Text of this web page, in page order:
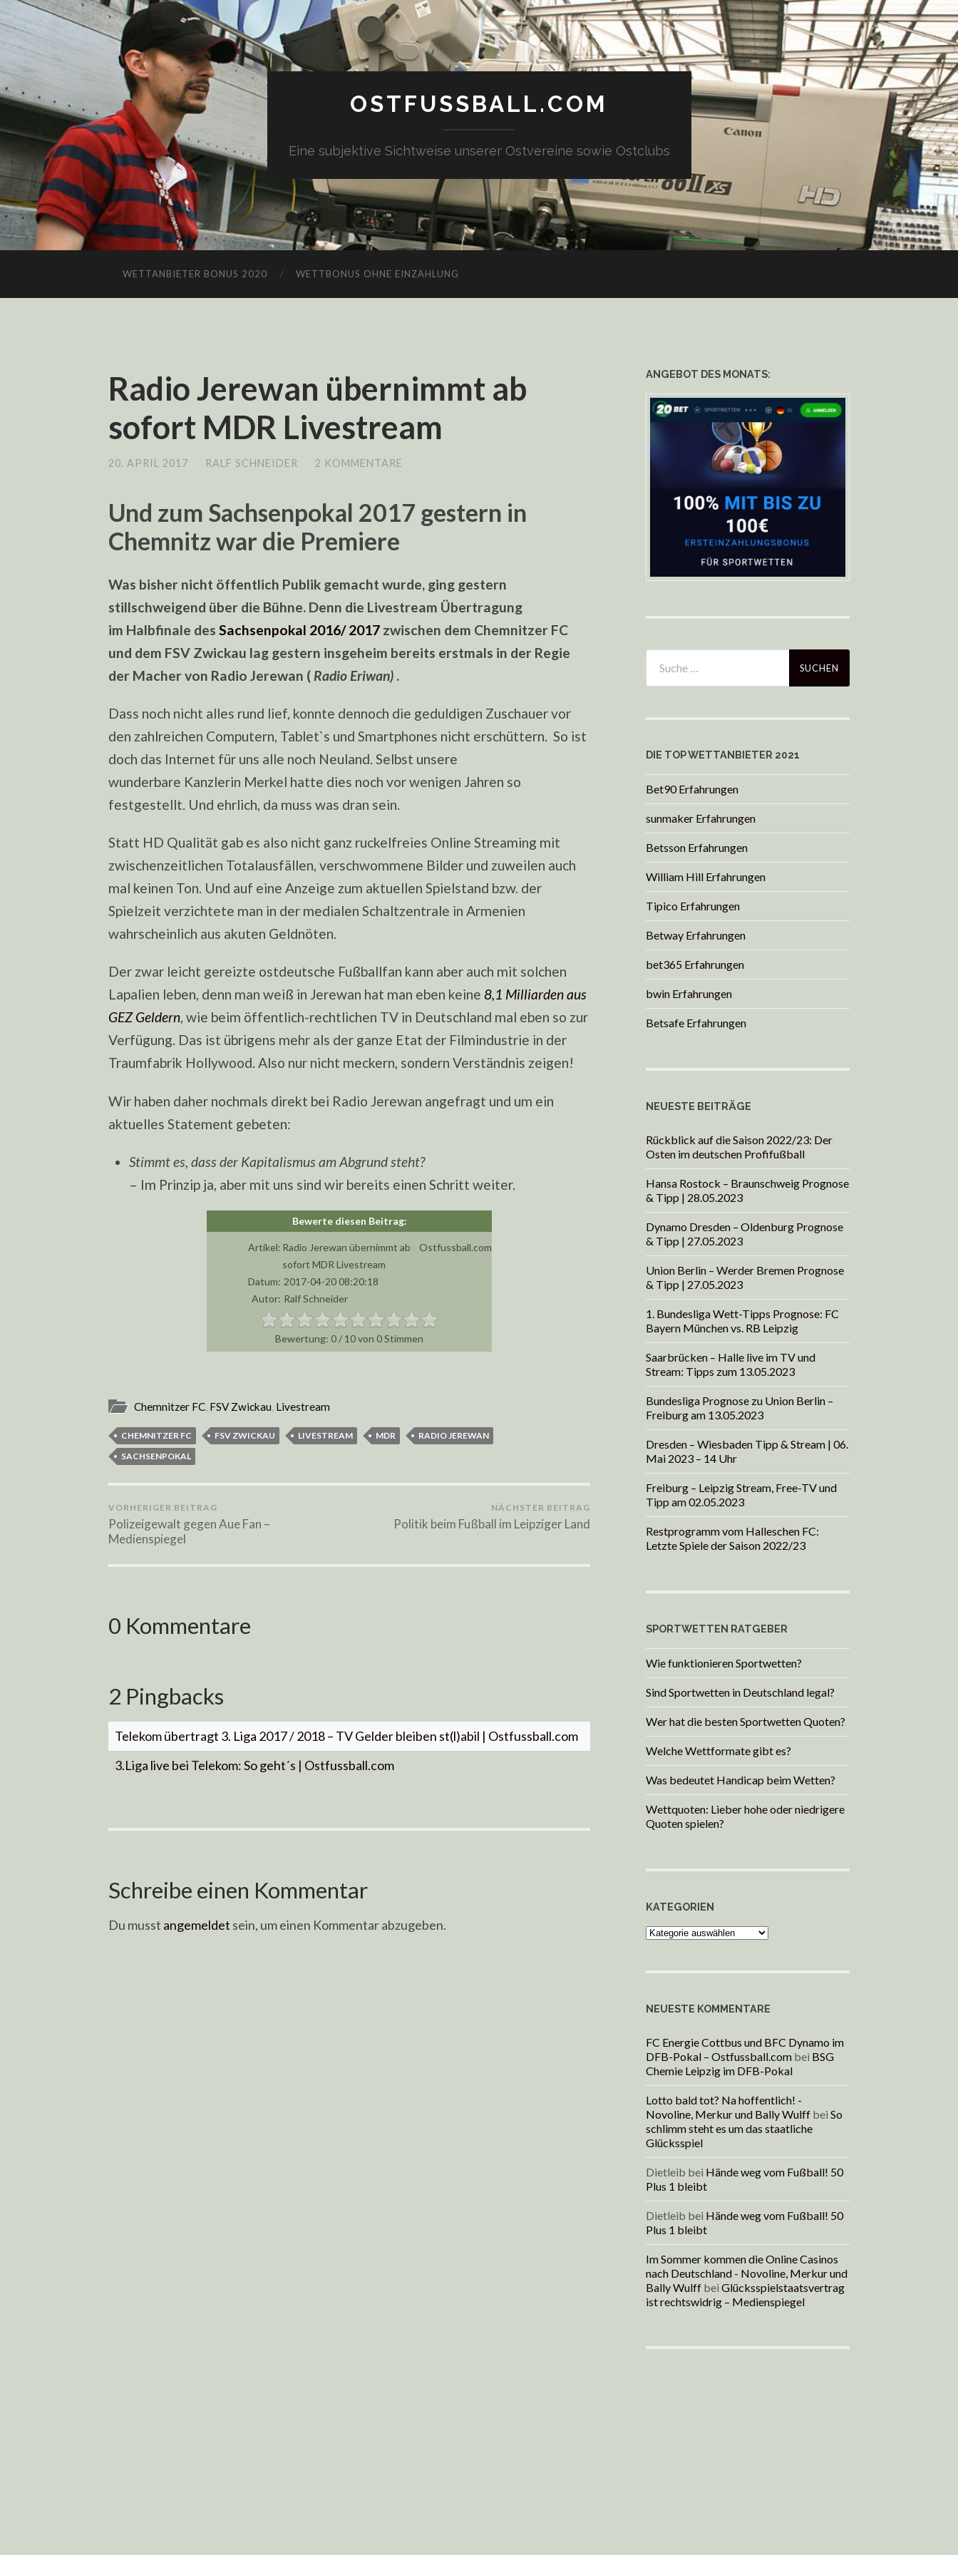
OSTFUSSBALL.COM
Eine subjektive Sichtweise unserer Ostvereine sowie Ostclubs
WETTANBIETER BONUS 2020 WETTBONUS OHNE EINZAHLUNG
Radio Jerewan übernimmt ab
sofort MDR Livestream
20. APRIL 2017 RALF SCHNEIDER 2 KOMMENTARE
Und zum Sachsenpokal 2017 gestern in
Chemnitz war die Premiere
Was bisher nicht öffentlich Publik gemacht wurde, ging gestern
stillschweigend über die Bühne. Denn die Livestream Übertragung
im Halbfinale des Sachsenpokal 2016/ 2017 zwischen dem Chemnitzer FC
und dem FSV Zwickau lag gestern insgeheim bereits erstmals in der Regie
der Macher von Radio Jerewan ( Radio Eriwan) .
Dass noch nicht alles rund lief, konnte dennoch die geduldigen Zuschauer vor
den zahlreichen Computern, Tablet`s und Smartphones nicht erschüttern. So ist
doch das Internet für uns alle noch Neuland. Selbst unsere
wunderbare Kanzlerin Merkel hatte dies noch vor wenigen Jahren so
festgestellt. Und ehrlich, da muss was dran sein.
Statt HD Qualität gab es also nicht ganz ruckelfreies Online Streaming mit
zwischenzeitlichen Totalausfällen, verschwommene Bilder und zuweilen auch
mal keinen Ton. Und auf eine Anzeige zum aktuellen Spielstand bzw. der
Spielzeit verzichtete man in der medialen Schaltzentrale in Armenien
wahrscheinlich aus akuten Geldnöten.
Der zwar leicht gereizte ostdeutsche Fußballfan kann aber auch mit solchen
Lapalien leben, denn man weiß in Jerewan hat man eben keine 8,1 Milliarden aus
GEZ Geldern, wie beim öffentlich-rechtlichen TV in Deutschland mal eben so zur
Verfügung. Das ist übrigens mehr als der ganze Etat der Filmindustrie in der
Traumfabrik Hollywood. Also nur nicht meckern, sondern Verständnis zeigen!
Wir haben daher nochmals direkt bei Radio Jerewan angefragt und um ein
aktuelles Statement gebeten:
Stimmt es, dass der Kapitalismus am Abgrund steht?
– Im Prinzip ja, aber mit uns sind wir bereits einen Schritt weiter.
Artikel: Radio Jerewan übernimmt ab
sofort MDR Livestream
Ostfussball.com
Datum: 2017-04-20 08:20:18
Autor: Ralf Schneider
0/ 10von 0Stimmen
Chemnitzer FC FSV Zwickau Livestream
CHEMNITZER FC FSV ZWICKAU LIVESTREAM MDR
RADIO JEREWAN
SACHSENPOKAL
VORHERIGER BEITRAG
Polizeigewalt gegen Aue Fan –
Medienspiegel
NÄCHSTER BEITRAG
Politik beim Fußball im Leipziger Land
0 Kommentare
2 Pingbacks
Telekom übertragt 3. Liga 2017 / 2018 – TV Gelder bleiben st(l)abil | Ostfussball.com
3.Liga live bei Telekom: So geht´s | Ostfussball.com
Schreibe einen Kommentar
Du musst angemeldet sein, um einen Kommentar abzugeben.
ANGEBOT DES MONATS:
DIE TOP WETTANBIETER 2021
Bet90 Erfahrungen
sunmaker Erfahrungen
Betsson Erfahrungen
William Hill Erfahrungen
Tipico Erfahrungen
Betway Erfahrungen
bet365 Erfahrungen
bwin Erfahrungen
Betsafe Erfahrungen
NEUESTE BEITRÄGE
Rückblick auf die Saison 2022/23: Der
Osten im deutschen Profifußball
Hansa Rostock – Braunschweig Prognose
& Tipp | 28.05.2023
Dynamo Dresden – Oldenburg Prognose
& Tipp | 27.05.2023
Union Berlin – Werder Bremen Prognose
& Tipp | 27.05.2023
1. Bundesliga Wett-Tipps Prognose: FC
Bayern München vs. RB Leipzig
Saarbrücken – Halle live im TV und
Stream: Tipps zum 13.05.2023
Bundesliga Prognose zu Union Berlin –
Freiburg am 13.05.2023
Dresden – Wiesbaden Tipp & Stream | 06.
Mai 2023 – 14 Uhr
Freiburg – Leipzig Stream, Free-TV und
Tipp am 02.05.2023
Restprogramm vom Halleschen FC:
Letzte Spiele der Saison 2022/23
SPORTWETTEN RATGEBER
Wie funktionieren Sportwetten?
Sind Sportwetten in Deutschland legal?
Wer hat die besten Sportwetten Quoten?
Welche Wettformate gibt es?
Was bedeutet Handicap beim Wetten?
Wettquoten: Lieber hohe oder niedrigere
Quoten spielen?
KATEGORIEN
Kategorien
NEUESTE KOMMENTARE
FC Energie Cottbus und BFC Dynamo im
DFB-Pokal – Ostfussball.com bei BSG
Chemie Leipzig im DFB-Pokal
Lotto bald tot? Na hoffentlich! -
Novoline, Merkur und Bally Wulff bei So
schlimm steht es um das staatliche
Glücksspiel
Dietleib bei Hände weg vom Fußball! 50
Plus 1 bleibt
Dietleib bei Hände weg vom Fußball! 50
Plus 1 bleibt
Im Sommer kommen die Online Casinos
nach Deutschland - Novoline, Merkur und
Bally Wulff bei Glücksspielstaatsvertrag
ist rechtswidrig – Medienspiegel